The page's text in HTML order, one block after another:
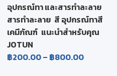
17)
อุปกรณ์ทา และสารทำละลาย
สารทำละลาย สี อุปกรณ์ทาสี
เคมีภัณฑ์ แนะนำสำหรับคุณ
JOTUN
฿200.00– ฿800.00